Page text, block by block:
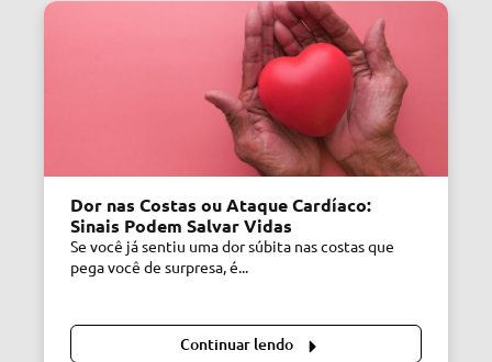
Dor nas Costas ou Ataque Cardíaco:
Sinais Podem Salvar Vidas
Se você já sentiu uma dor súbita nas costas que
pega você de surpresa, é...
Continuar lendo